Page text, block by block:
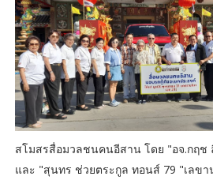
สโมสรสื่อมวลชนคนอีสาน โดย "อจ.กฤช
และ "สุนทร ช่วยตระกูล ทอนส์ 79 "เลขา